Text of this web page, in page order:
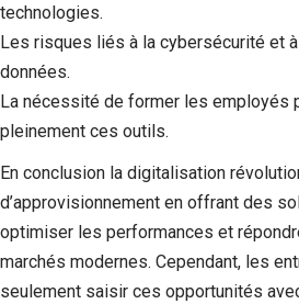
technologies.
Les risques liés à la cybersécurité et
données.
La nécessité de former les employés
pleinement ces outils.
En conclusion la digitalisation
d’approvisionnement en offrant des
optimiser les performances et
marchés modernes. Cependant, les
seulement saisir ces opportunités